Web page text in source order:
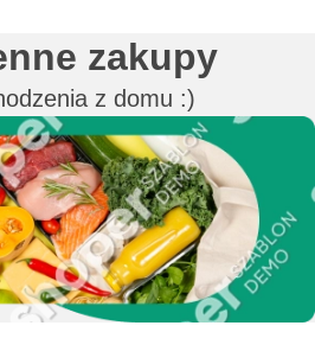
zakupy
z domu :)